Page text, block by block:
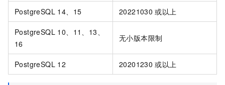
PostgreSQL 14、15 20221030 或以上
PostgreSQL 10、11、13、
16
无小版本限制
PostgreSQL 12 20201230 或以上